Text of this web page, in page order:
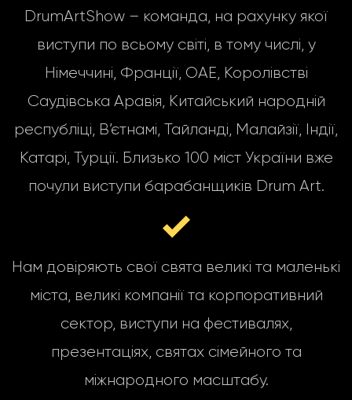
DrumArtShow – команда, на рахунку якої
виступи по всьому світі, в тому числі, у
Німеччині, Франції, ОАЕ, Королівстві
Саудівська Аравія, Китайський народній
республіці, В’єтнамі, Тайланді, Малайзії, Індії,
Катарі, Турції. Близько 100 міст України вже
почули виступи барабанщиків Drum Art.
Нам довіряють свої свята великі та маленькі
міста, великі компанії та корпоративний
сектор, виступи на фестивалях,
презентаціях, святах сімейного та
міжнародного масштабу.